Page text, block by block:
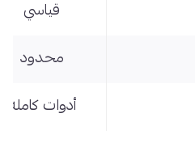
قياسي
محدود
أدوات كاملة